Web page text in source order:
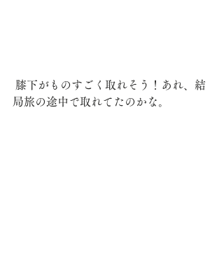
局旅の途中で取れてたのかな。